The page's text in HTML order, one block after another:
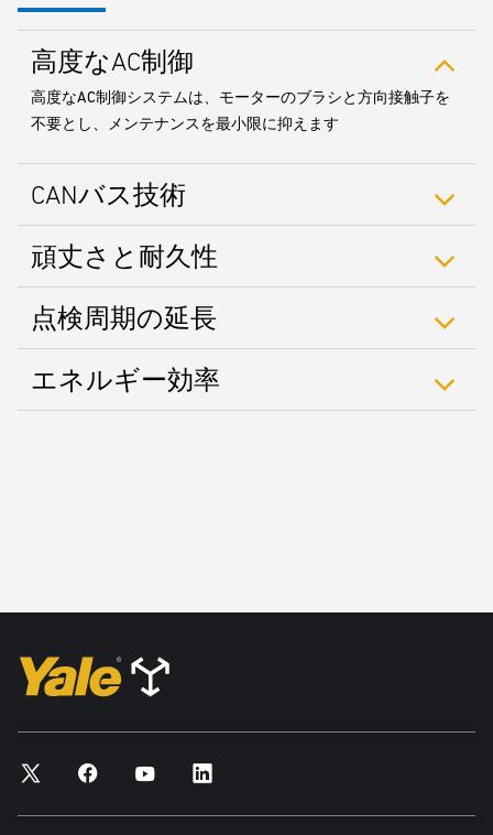
高度なAC制御
高度なAC制御システムは、モーターのブラシと方向接触子を
不要とし、メンテナンスを最小限に抑えます
CANバス技術
頑丈さと耐久性
点検周期の延長
エネルギー効率